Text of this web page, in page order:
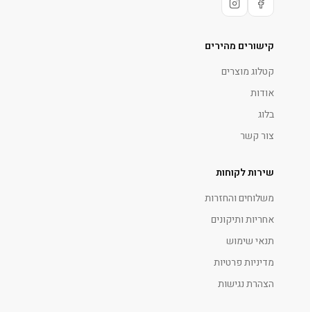
קישורים מהירים
קטלוג מוצרים
אודות
בלוג
צור קשר
שירות לקוחות
משלוחים והחזרות
אחריות ותיקונים
תנאי שימוש
מדיניות פרטיות
הצהרת נגישות